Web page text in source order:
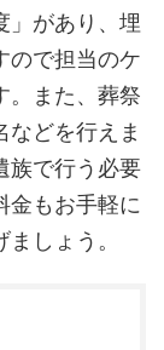
」があり、埋
ので担当のケ
。また、葬祭
などを行えま
族で行う必要
金もお手軽に
しょう。